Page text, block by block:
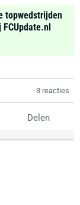
topwedstrijden
3 reacties
Delen